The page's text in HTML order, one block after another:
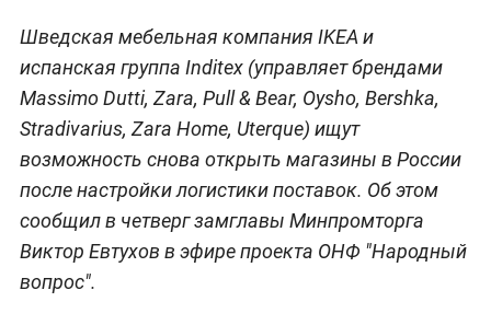
Шведская мебельная компания IKEA и
испанская группа Inditex (управляет брендами
Massimo Dutti, Zara, Pull & Bear, Oysho, Bershka,
Stradivarius, Zara Home, Uterque) ищут
возможность снова открыть магазины в России
после настройки логистики поставок. Об этом
сообщил в четверг замглавы Минпромторга
Виктор Евтухов в эфире проекта ОНФ "Народный
вопрос".